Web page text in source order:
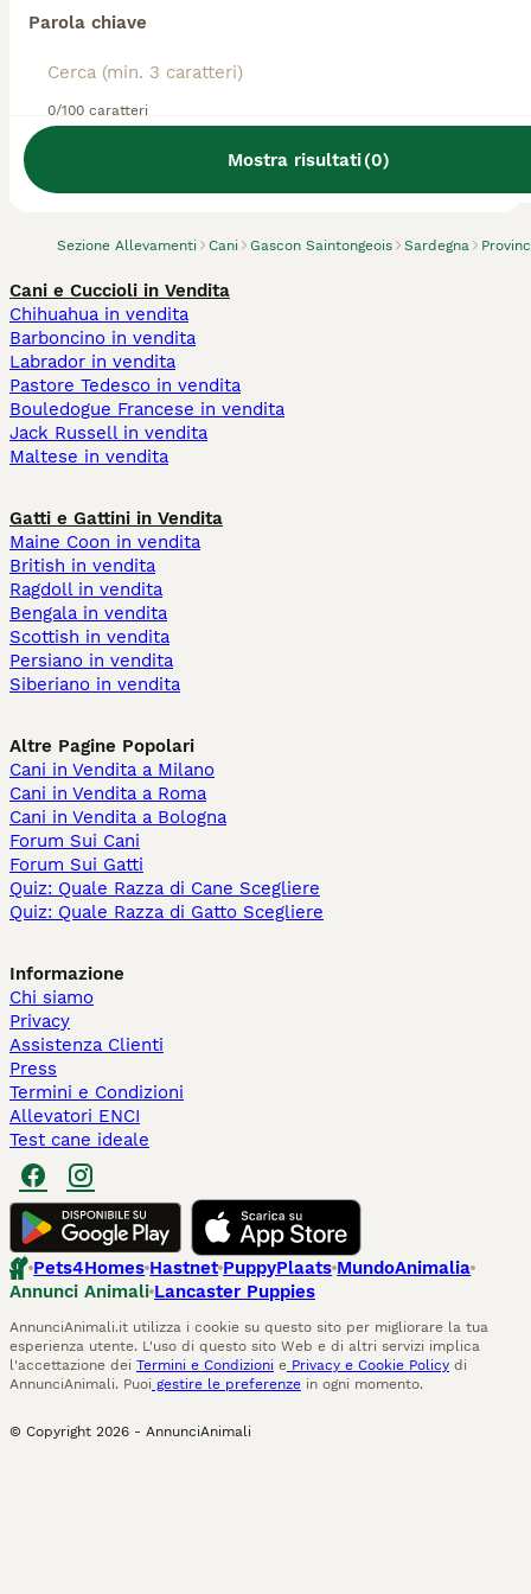
Parola chiave
0/100 caratteri
Mostra risultati(0)
Sezione Allevamenti Cani Gascon Saintongeois Sardegna
Abbiamo trovato 0 Allevamento di Gascon
Saintongeois, Guspini.
Cani e Cuccioli in Vendita
Chihuahua in vendita
Barboncino in vendita
Labrador in vendita
Pastore Tedesco in vendita
Bouledogue Francese in vendita
Jack Russell in vendita
Maltese in vendita
Gatti e Gattini in Vendita
Maine Coon in vendita
British in vendita
Ragdoll in vendita
Bengala in vendita
Scottish in vendita
Persiano in vendita
Siberiano in vendita
Altre Pagine Popolari
Cani in Vendita a Milano
Cani in Vendita a Roma
Cani in Vendita a Bologna
Forum Sui Cani
Forum Sui Gatti
Quiz: Quale Razza di Cane Scegliere
Quiz: Quale Razza di Gatto Scegliere
Informazione
Chi siamo
Privacy
Assistenza Clienti
Press
Termini e Condizioni
Allevatori ENCI
Test cane ideale
Pets4Homes Hastnet PuppyPlaats MundoAnimalia
Annunci Animali Lancaster Puppies
AnnunciAnimali.it utilizza i cookie su questo sito per migliorare la tua
esperienza utente. L'uso di questo sito Web e di altri servizi implica
l'accettazione dei Termini e Condizioni e Privacy e Cookie Policy di
AnnunciAnimali. Puoi gestire le preferenze in ogni momento.
© Copyright 2026 - AnnunciAnimali